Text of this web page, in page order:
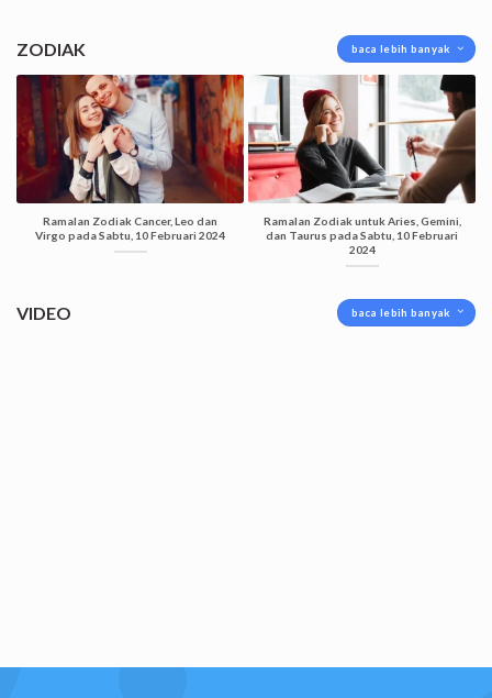
ZODIAK baca lebih banyak
Ramalan Zodiak Cancer, Leo dan
Virgo pada Sabtu, 10 Februari 2024
Ramalan Zodiak untuk Aries, Gemini,
dan Taurus pada Sabtu, 10 Februari
2024
VIDEO baca lebih banyak